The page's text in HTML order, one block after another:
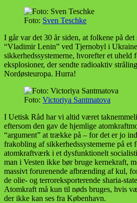
Foto: Sven Teschke
I går var det 30 år siden, at folkene på
“Vladimir Lenin” ved Tjernobyl i
sikkerhedssystemerne, hvorefter et uheld
eksplosioner, der sendte radioaktiv
Nordøsteuropa. Hurra!
Foto: Victoriya Santmatova
I Uetisk Råd har vi altid været
eftersom den gav de hjemlige
“argument” at trække på – for det er jo
frakobling af sikkerhedssystemerne på et
atomkraftværk i et dysfunktionelt
man i Vesten ikke bør bruge kernekraft,
massivt forurenende afbrænding af kul,
de olie- og terroreksporterende sharia-
Atomkraft må kun til nøds bruges, hvis
der ikke kan ses fra København.